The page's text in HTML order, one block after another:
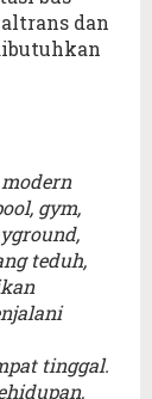
dan
gym,
teduh,
tinggal.